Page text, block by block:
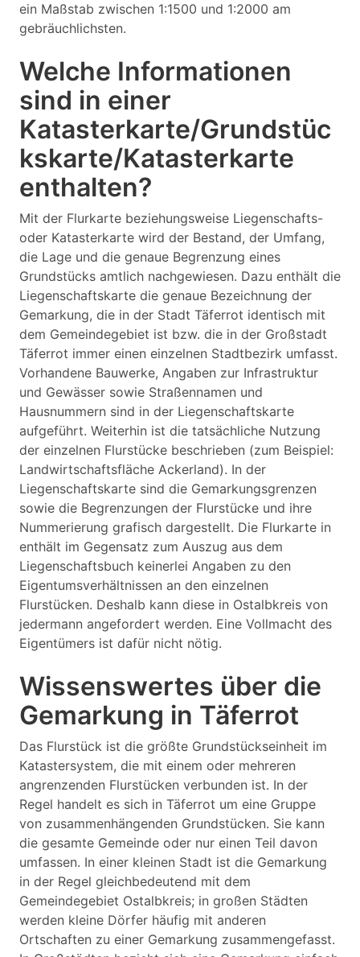
ein Maßstab zwischen 1:1500 und 1:2000 am
gebräuchlichsten.
Welche Informationen
sind in einer
Katasterkarte/Grundstüc
kskarte/Katasterkarte
enthalten?
Mit der Flurkarte beziehungsweise Liegenschafts-
oder Katasterkarte wird der Bestand, der Umfang,
die Lage und die genaue Begrenzung eines
Grundstücks amtlich nachgewiesen. Dazu enthält die
Liegenschaftskarte die genaue Bezeichnung der
Gemarkung, die in der Stadt Täferrot identisch mit
dem Gemeindegebiet ist bzw. die in der Großstadt
Täferrot immer einen einzelnen Stadtbezirk umfasst.
Vorhandene Bauwerke, Angaben zur Infrastruktur
und Gewässer sowie Straßennamen und
Hausnummern sind in der Liegenschaftskarte
aufgeführt. Weiterhin ist die tatsächliche Nutzung
der einzelnen Flurstücke beschrieben (zum Beispiel:
Landwirtschaftsfläche Ackerland). In der
Liegenschaftskarte sind die Gemarkungsgrenzen
sowie die Begrenzungen der Flurstücke und ihre
Nummerierung grafisch dargestellt. Die Flurkarte in
enthält im Gegensatz zum Auszug aus dem
Liegenschaftsbuch keinerlei Angaben zu den
Eigentumsverhältnissen an den einzelnen
Flurstücken. Deshalb kann diese in Ostalbkreis von
jedermann angefordert werden. Eine Vollmacht des
Eigentümers ist dafür nicht nötig.
Wissenswertes über die
Gemarkung in Täferrot
Das Flurstück ist die größte Grundstückseinheit im
Katastersystem, die mit einem oder mehreren
angrenzenden Flurstücken verbunden ist. In der
Regel handelt es sich in Täferrot um eine Gruppe
von zusammenhängenden Grundstücken. Sie kann
die gesamte Gemeinde oder nur einen Teil davon
umfassen. In einer kleinen Stadt ist die Gemarkung
in der Regel gleichbedeutend mit dem
Gemeindegebiet Ostalbkreis; in großen Städten
werden kleine Dörfer häufig mit anderen
Ortschaften zu einer Gemarkung zusammengefasst.